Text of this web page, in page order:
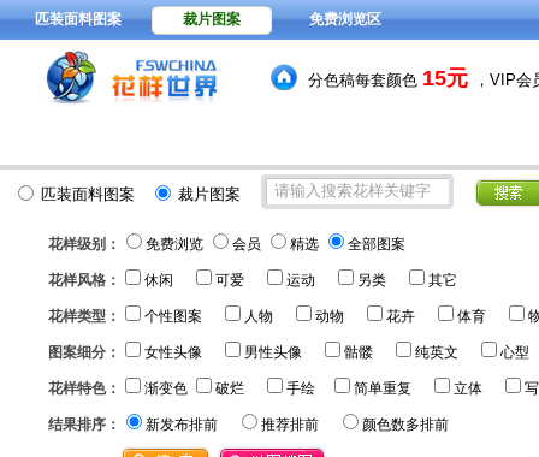
匹装面料图案 裁片图案 免费浏览区
分色稿每套颜色 15元 ，VIP
匹装面料图案 裁片图案
花样级别： 免费浏览 会员 精选 全部图案
花样风格： 休闲 可爱 运动 另类 其它
花样类型： 个性图案 人物 动物 花卉 体育
图案细分： 女性头像 男性头像 骷髅 纯英文 心型
花样特色： 渐变色 破烂 手绘 简单重复 立体
结果排序： 新发布排前 推荐排前 颜色数多排前